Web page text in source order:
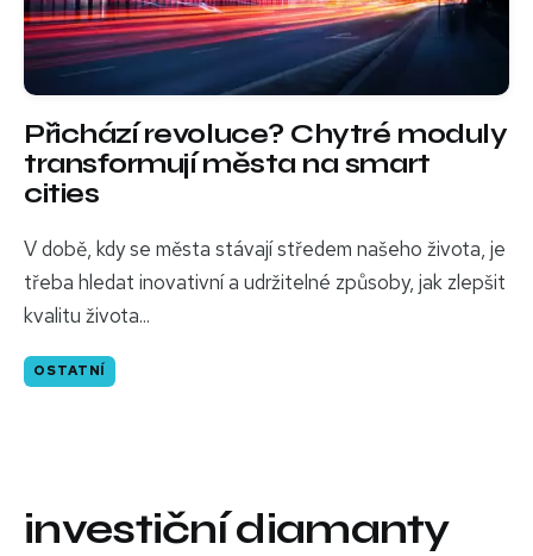
Přichází revoluce? Chytré moduly
transformují města na smart
cities
V době, kdy se města stávají středem našeho života, je
třeba hledat inovativní a udržitelné způsoby, jak zlepšit
kvalitu života...
OSTATNÍ
investiční diamanty